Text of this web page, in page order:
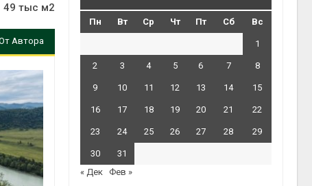
49 тыс м2
Автора
Пн Вт Ср Чт Пт Сб Вс
1
2 3 4 5 6 7 8
9 10 11 12 13 14 15
16 17 18 19 20 21 22
23 24 25 26 27 28 29
30
31
« Дек
Фев »